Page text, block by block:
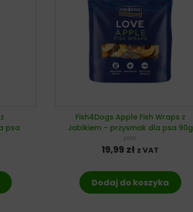
psa
Fish4Dogs Apple Fish Wraps z
Jabłkiem – przysmak dla psa 90g
pies
19,99 zł z VAT
Dodaj do koszyka